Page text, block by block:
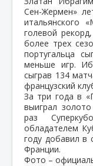
Сен-Жермен»
итальянского
голевой
более трех
португальца
меньше игр.
сыграв 134
французский
За три года в
выиграл
раз
обладателем
году добавил в
Франции.
Фото –